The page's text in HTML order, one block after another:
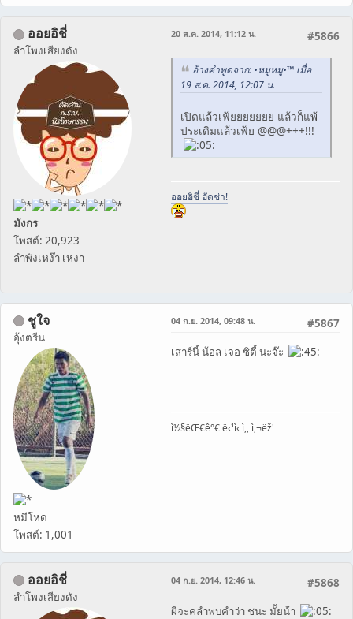
ออยอิชี่
ลำโพงเสียงดัง
มังกร
โพสต์: 20,923
ลำพังเหง๊า เหงา
#5866
20 ส.ค. 2014, 11:12 น.
อ้างคำพูดจาก: •หมูหมู•™ เมื่อ
19 ส.ค. 2014, 12:07 น.
เปิดแล้วเฟ้ยยยยยยย แล้วก็แพ้
ประเดิมแล้วเฟ้ย @@@+++!!!
ออยอิชี่ ฮัดช่า!
ชูใจ
อุ้งตรีน
หมีโหด
โพสต์: 1,001
#5867
04 ก.ย. 2014, 09:48 น.
เสาร์นี้ น้อล เจอ ซิตี้ นะจ๊ะ
ì½§ëŒ€ê°€ ë‹¹ì‹ ì,, ì,¬ëž'
ออยอิชี่
ลำโพงเสียงดัง
#5868
04 ก.ย. 2014, 12:46 น.
ผีจะคลำพบคำว่า ชนะ มั้ยน้า